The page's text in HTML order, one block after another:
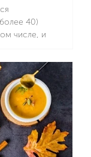
40)
числе, и